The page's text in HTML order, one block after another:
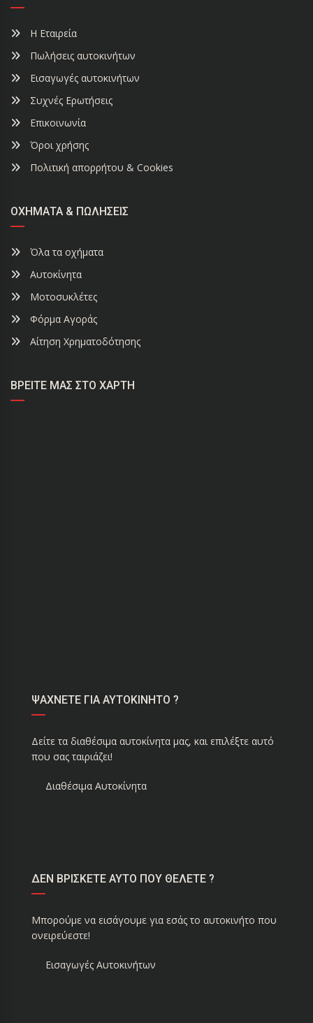
Η Εταιρεία
Πωλήσεις αυτοκινήτων
Εισαγωγές αυτοκινήτων
Συχνές Ερωτήσεις
Επικοινωνία
Όροι χρήσης
Πολιτική απορρήτου & Cookies
ΟΧΉΜΑΤΑ & ΠΩΛΉΣΕΙΣ
Όλα τα οχήματα
Αυτοκίνητα
Μοτοσυκλέτες
Φόρμα Αγοράς
Αίτηση Χρηματοδότησης
ΒΡΕΊΤΕ ΜΑΣ ΣΤΟ ΧΆΡΤΗ
ΨΑΧΝΕΤΕ ΓΙΑ ΑΥΤΟΚΙΝΗΤΟ ?
Δείτε τα διαθέσιμα αυτοκίνητα μας, και επιλέξτε αυτό
που σας ταιριάζει!
Διαθέσιμα Αυτοκίνητα
ΔΕΝ ΒΡΙΣΚΕΤΕ ΑΥΤΟ ΠΟΥ ΘΕΛΕΤΕ ?
Μπορούμε να εισάγουμε για εσάς το αυτοκινήτο που
ονειρεύεστε!
Εισαγωγές Αυτοκινήτων